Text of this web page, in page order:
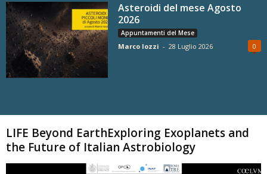
Asteroidi del mese Agosto
2026
Appuntamenti del Mese
Marco Iozzi - 28 Luglio 2026 0
LIFE Beyond EarthExploring Exoplanets and
the Future of Italian Astrobiology